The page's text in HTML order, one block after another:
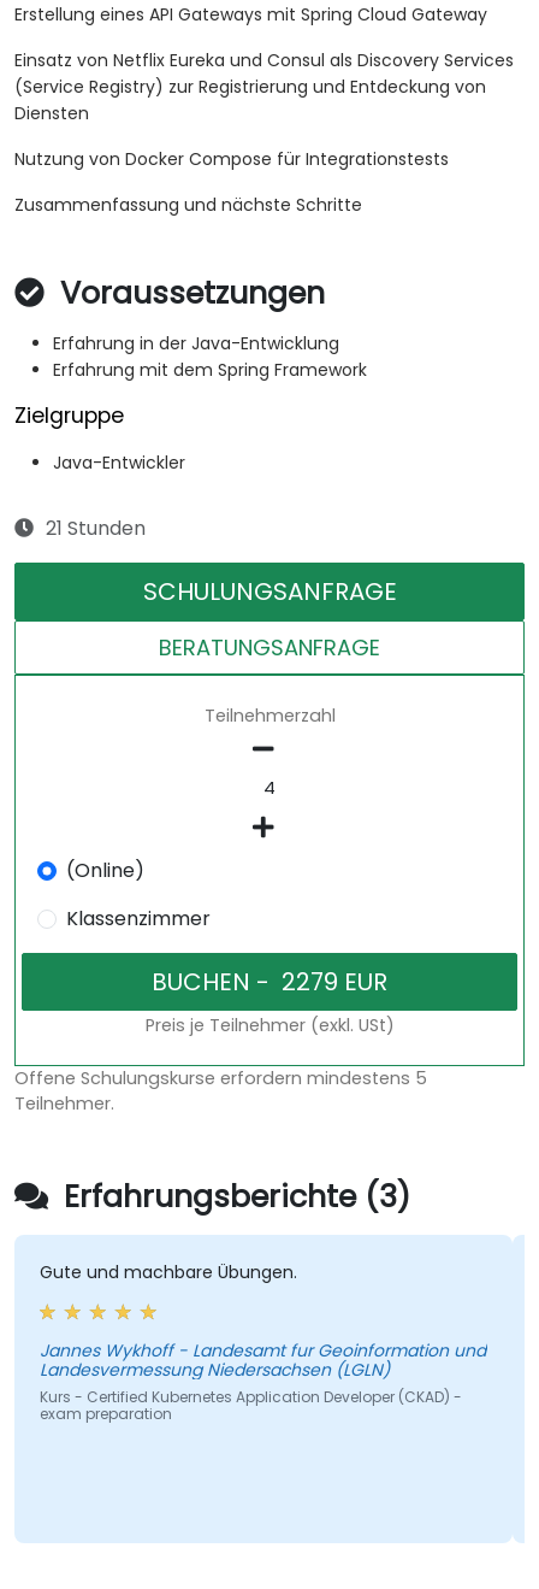
Erstellung eines API Gateways mit Spring Cloud Gateway
Einsatz von Netflix Eureka und Consul als Discovery Services
(Service Registry) zur Registrierung und Entdeckung von
Diensten
Nutzung von Docker Compose für Integrationstests
Zusammenfassung und nächste Schritte
Voraussetzungen
Erfahrung in der Java-Entwicklung
Erfahrung mit dem Spring Framework
Zielgruppe
Java-Entwickler
21 Stunden
SCHULUNGSANFRAGE
BERATUNGSANFRAGE
Teilnehmerzahl
(Online)
Klassenzimmer
Preis je Teilnehmer (exkl. USt)
Offene Schulungskurse erfordern mindestens 5
Teilnehmer.
Erfahrungsberichte (3)
und machbare Übungen.
Wykhoff - Landesamt fur Geoinformation und
Niedersachsen (LGLN)
- Certified Kubernetes Application Developer (CKAD) -
preparation
Vu